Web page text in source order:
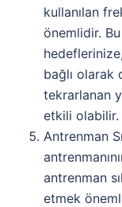
kullanılan
önemlidir.
bağlı olarak
tekrarlanan
etkili olabilir.
Antrenman
antrenman
etmek